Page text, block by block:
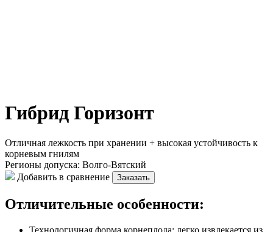
Гибрид Горизонт
Отличная лежкость при хранении + высокая устойчивость к
корневым гнилям
Регионы допуска: Волго-Вятский
Добавить в сравнение
Заказать
Отличительные особенности:
Технологичная форма корнеплода: легко извлекается из